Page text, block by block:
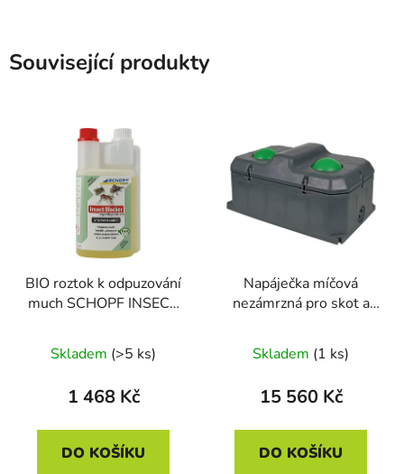
Související produkty
BIO roztok k odpuzování
much SCHOPF INSECT
POUR-ON 500ml
Skladem (>5 ks)
1 468 Kč
DO KOŠÍKU
Napáječka míčová
nezámrzná pro skot a
DUO, 100l, dvoumístná
Skladem (1 ks)
15 560 Kč
DO KOŠÍKU